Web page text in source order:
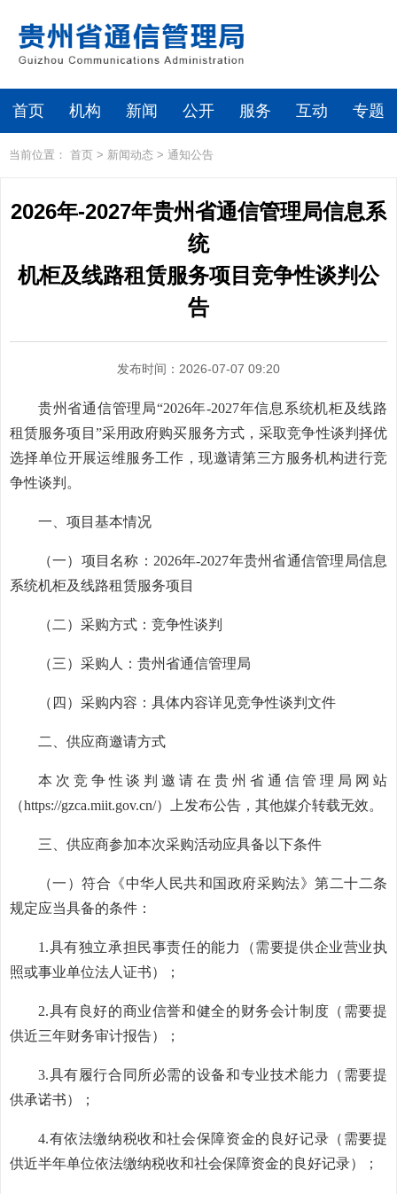
首页 机构 新闻 公开 服务 互动 专题
当前位置： 首页 > 新闻动态 > 通知公告
2026年-2027年贵州省通信管理局信息系
统
机柜及线路租赁服务项目竞争性谈判公
告
发布时间：2026-07-07 09:20
贵州省通信管理局“2026年-2027年信息系统机柜及线路
租赁服务项目”采用政府购买服务方式，采取竞争性谈判择优
选择单位开展运维服务工作，现邀请第三方服务机构进行竞
争性谈判 。
一、项目基本情况
（一）项目名称： 2026年-2027年贵州省通信管理局信息
系统机柜及线路租赁服务项目
（二）采购方式：竞争性谈判
（三）采购人：贵州省通信管理局
（四）采购内容：具体内容详见竞争性谈判文件
二、供应商邀请方式
本次竞争性谈判邀请在贵州省通信管理局网站
（https://gzca.miit.gov.cn/）上发布公告，其他媒介转载无效。
三、供应商参加本次采购活动应具备以下条件
（一）符合《中华人民共和国政府采购法》第二十二条
规定应当具备的条件：
1.具有独立承担民事责任的能力（需要提供企业营业执
照或事业单位法人证书）；
2.具有良好的商业信誉和健全的财务会计制度（需要提
供近三年财务审计报告）；
3.具有履行合同所必需的设备和专业技术能力（需要提
供承诺书）；
4.有依法缴纳税收和社会保障资金的良好记录（需要提
供近半年单位依法缴纳税收和社会保障资金的良好记录）；